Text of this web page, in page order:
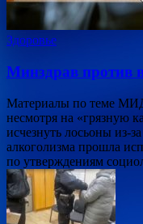
Здоровье
Минздрав против
Материалы по теме
несмотря на «грязную
исчезнуть лосьоны из-
алкоголизма прошла
по утверждениям